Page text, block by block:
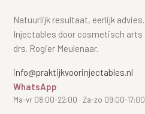
Natuurlijk resultaat, eerlijk advies.
Injectables door cosmetisch arts
drs. Rogier Meulenaar.
info@praktijkvoorinjectables.nl
WhatsApp
Ma-vr 08:00-22:00 · Za-zo 09:00-17:00